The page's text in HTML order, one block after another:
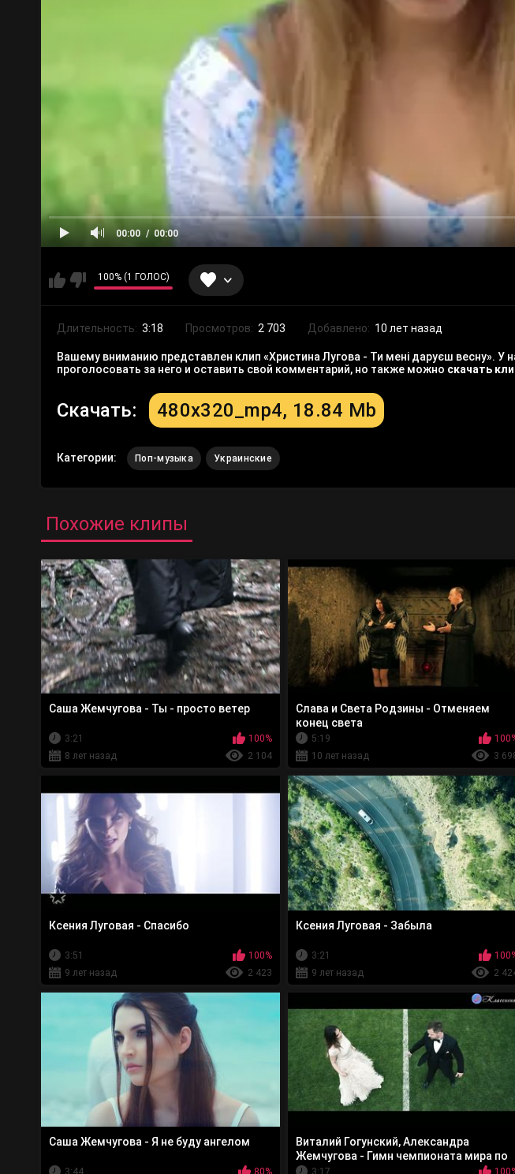
00:00 00:00
100% (1 ГОЛОС)
Длительность: 3:18 Просмотров: 2 703 Добавлено: 10 лет назад
Вашему вниманию представлен клип «Христина Лугова - Ти мені даруєш весну».
проголосовать за него и оставить свой комментарий, но также можно скачать
Скачать: 480x320_mp4, 18.84 Mb
Категории: Поп-музыка Украинские
Похожие клипы
Саша Жемчугова - Ты - просто ветер
3:21
100%
8 лет назад
2 104
Слава и Света Родзины - Отменяем
конец света
5:19
10 лет назад
3
Ксения Луговая - Спасибо
3:51
100%
9 лет назад
2 423
Ксения Луговая - Забыла
3:21
9 лет назад
2
Саша Жемчугова - Я не буду ангелом
3:44 80%
Виталий Гогунский, Александра
Жемчугова - Гимн чемпионата мира по
футболу
3:17